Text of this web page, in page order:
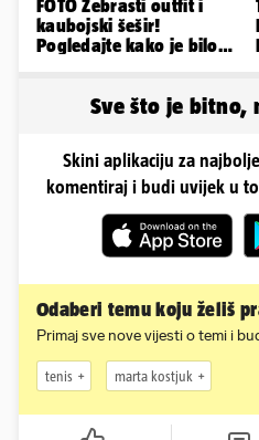
FOTO Zebrasti outfit i
kaubojski šešir!
Pogledajte kako je bilo
Sve što je bitno,
Skini aplikaciju za
komentiraj i budi uvijek u
Odaberi temu koju želiš
Primaj sve nove vijesti o temi i
tenis marta kostjuk